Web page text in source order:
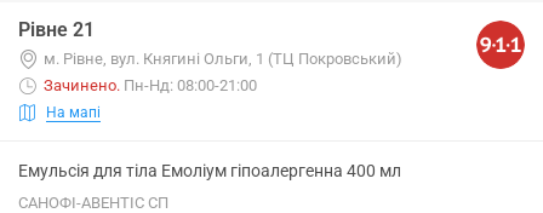
Рівне 21
м. Рівне, вул. Княгині Ольги, 1 (ТЦ Покровський)
Зачинено. Пн-Нд: 08:00-21:00
На мапі
Емульсія для тіла Емоліум гіпоалергенна 400 мл
САНОФІ-АВЕНТІС СП